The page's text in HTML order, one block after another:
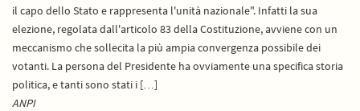
il capo dello Stato e rappresenta l'unità nazionale". Infatti la sua
elezione, regolata dall'articolo 83 della Costituzione, avviene con un
meccanismo che sollecita la più ampia convergenza possibile dei
votanti. La persona del Presidente ha ovviamente una specifica storia
politica, e tanti sono stati i […]
ANPI